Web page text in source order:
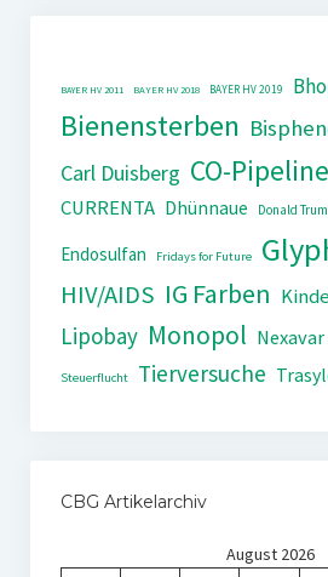
BAYER HV 2011 BAYER HV 2018 BAYER HV 2019
Bienensterben
Carl Duisberg CO-Pipeline
CURRENTA Dhünnaue Donald
Endosulfan
Fridays for Future
HIV/AIDS IG Farben
Lipobay Monopol Nexavar
Steuerflucht Tierversuche
CBG Artikelarchiv
August 2026